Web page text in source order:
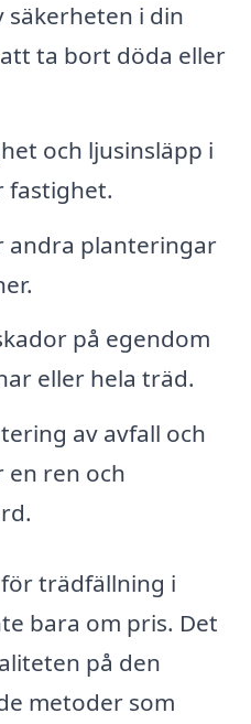
säkerheten i din
ta bort döda eller
och ljusinsläpp i
fastighet.
andra planteringar
på egendom
eller hela träd.
av avfall och
ren och
trädfällning i
bara om pris. Det
på den
metoder som